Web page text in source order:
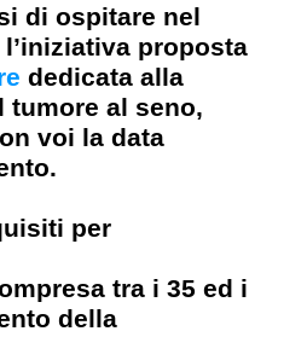
di ospitare nel
proposta
dedicata alla
tumore al seno,
voi la data
per
tra i 35 ed i
della